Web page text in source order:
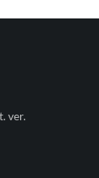
ver.